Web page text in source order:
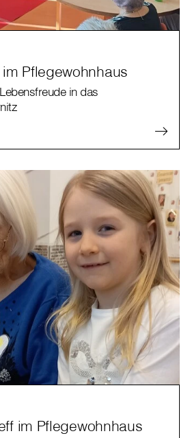
Pflegewohnhaus
in das
im Pflegewohnhaus